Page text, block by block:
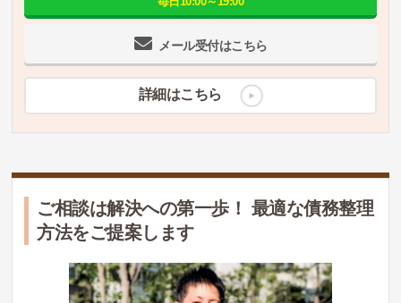
メール受付はこちら
詳細はこちら
ご相談は解決への第一歩！ 最適な債務整理
方法をご提案します